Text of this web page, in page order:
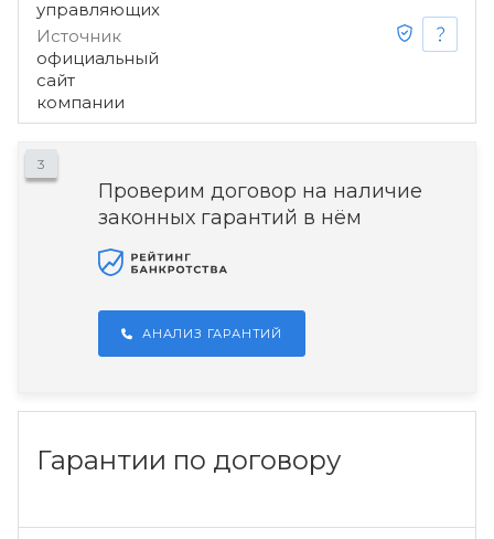
управляющих
Источник
официальный
сайт
компании
3
Проверим договор на наличие
законных гарантий в нём
АНАЛИЗ ГАРАНТИЙ
Гарантии по договору